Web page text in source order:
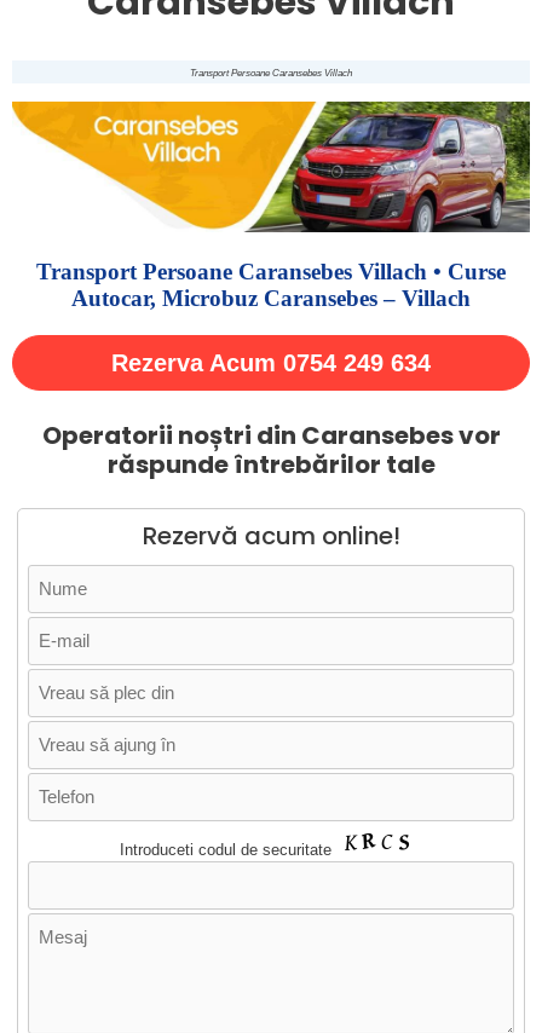
Transport Persoane Caransebes Villach
Transport Persoane Caransebes Villach • Curse
Autocar, Microbuz Caransebes – Villach
Rezerva Acum 0754 249 634
Operatorii noștri din Caransebes vor
răspunde întrebărilor tale
Rezervă acum online!
Introduceti codul de securitate